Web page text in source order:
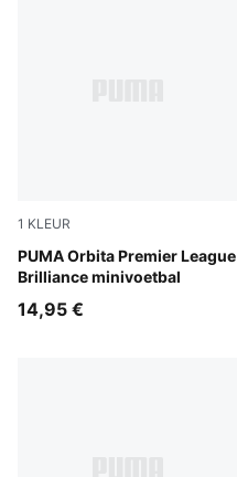
1 KLEUR
PUMA Orbita Premier League
Brilliance minivoetbal
PUMA White-multicolor
14,95 €